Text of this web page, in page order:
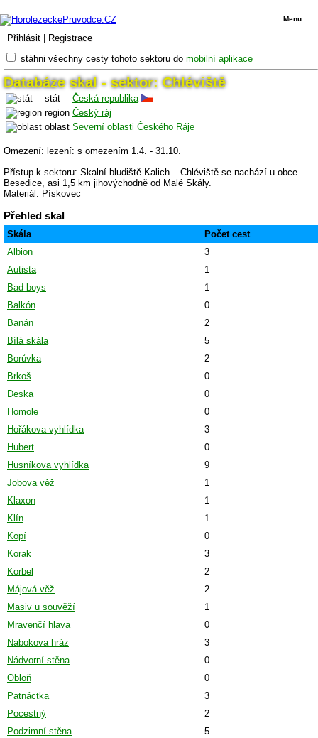
Přihlásit Registrace
Menu
stáhni všechny cesty tohoto sektoru do mobilní aplikace
Databáze skal - sektor: Chléviště
stát
Česká republika
region Český ráj
oblast Severní oblasti Českého Ráje
Omezení: lezení: s omezením 1.4. - 31.10.
Přístup k sektoru: Skalní bludiště Kalich – Chléviště se nachází u obce
Besedice, asi 1,5 km jihovýchodně od Malé Skály.
Materiál: Pískovec
Přehled skal
Skála
Počet cest
Albion
3
Autista
1
Bad boys
1
Balkón
0
Banán
2
Bílá skála
5
Borůvka
2
Brkoš
0
Deska
0
Homole
0
Hořákova vyhlídka
3
Hubert
0
Husníkova vyhlídka
9
Jobova věž
1
Klaxon
1
Klín
1
Kopí
0
Korak
3
Korbel
2
Májová věž
2
Masiv u souvěží
1
Mravenčí hlava
0
Nabokova hráz
3
Nádvorní stěna
0
Obloň
0
Patnáctka
3
Pocestný
2
Podzimní stěna
5